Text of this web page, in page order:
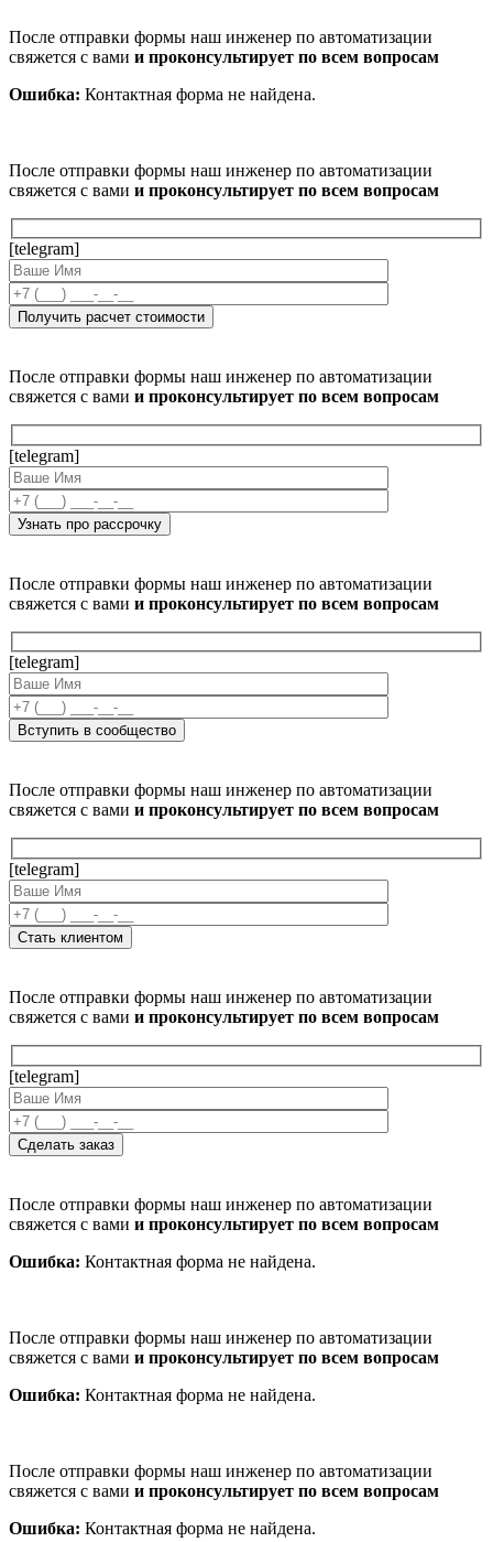
После отправки формы наш инженер по автоматизации
свяжется с вами и проконсультирует по всем вопросам
Ошибка: Контактная форма не найдена.
После отправки формы наш инженер по автоматизации
свяжется с вами и проконсультирует по всем вопросам
[telegram]
После отправки формы наш инженер по автоматизации
свяжется с вами и проконсультирует по всем вопросам
[telegram]
После отправки формы наш инженер по автоматизации
свяжется с вами и проконсультирует по всем вопросам
[telegram]
После отправки формы наш инженер по автоматизации
свяжется с вами и проконсультирует по всем вопросам
[telegram]
После отправки формы наш инженер по автоматизации
свяжется с вами и проконсультирует по всем вопросам
[telegram]
После отправки формы наш инженер по автоматизации
свяжется с вами и проконсультирует по всем вопросам
Ошибка: Контактная форма не найдена.
После отправки формы наш инженер по автоматизации
свяжется с вами и проконсультирует по всем вопросам
Ошибка: Контактная форма не найдена.
После отправки формы наш инженер по автоматизации
свяжется с вами и проконсультирует по всем вопросам
Ошибка: Контактная форма не найдена.